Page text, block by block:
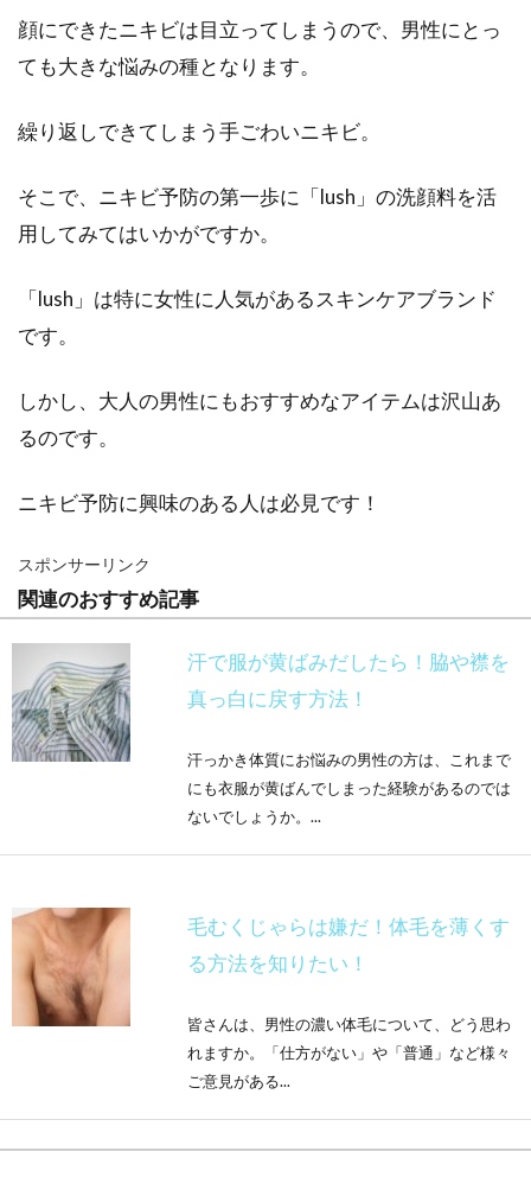
顔にできたニキビは目立ってしまうので、男性にとっ
ても大きな悩みの種となります。
繰り返しできてしまう手ごわいニキビ。
そこで、ニキビ予防の第一歩に「lush」の洗顔料を活
用してみてはいかがですか。
「lush」は特に女性に人気があるスキンケアブランド
です。
しかし、大人の男性にもおすすめなアイテムは沢山あ
るのです。
ニキビ予防に興味のある人は必見です！
スポンサーリンク
関連のおすすめ記事
汗で服が黄ばみだしたら！脇や襟を
真っ白に戻す方法！
汗っかき体質にお悩みの男性の方は、これまで
にも衣服が黄ばんでしまった経験があるのでは
ないでしょうか。...
毛むくじゃらは嫌だ！体毛を薄くす
る方法を知りたい！
皆さんは、男性の濃い体毛について、どう思わ
れますか。「仕方がない」や「普通」など様々
ご意見がある...